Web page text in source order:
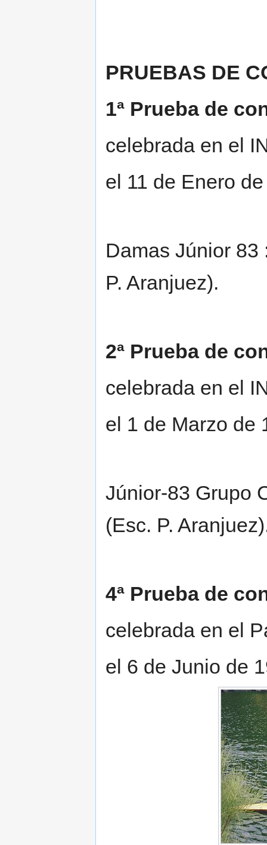
PRUEBAS DE
1ª Prueba de
celebrada en el
el 11 de Enero
Damas Júnior 83
P. Aranjuez).
2ª Prueba de
celebrada en el
el 1 de Marzo de
Júnior-83 Grupo
(Esc. P.
4ª Prueba de
celebrada en el
el 6 de Junio de